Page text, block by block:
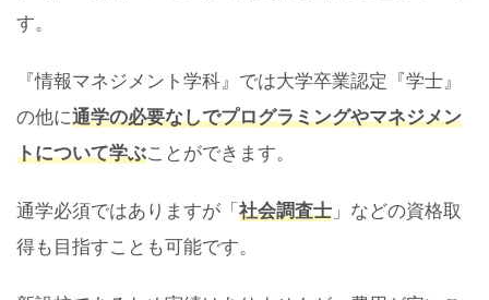
す。
『情報マネジメント学科』では大学卒業認定『学士』
の他に通学の必要なしでプログラミングやマネジメン
トについて学ぶことができます。
通学必須ではありますが「 社会調査士 」などの資格取
得も目指すことも可能です。